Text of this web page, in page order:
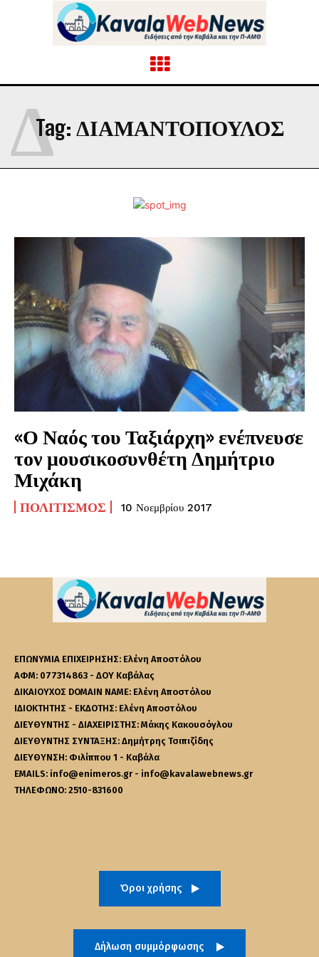
Tag: ΔΙΑΜΑΝΤΟΠΟΥΛΟΣ
Δ
«Ο Ναός του Ταξιάρχη» ενέπνευσε
τον μουσικοσυνθέτη Δημήτριο
Μιχάκη
ΠΟΛΙΤΙΣΜΌΣ 10 Νοεμβρίου 2017
ΕΠΩΝΥΜΙΑ ΕΠΙΧΕΙΡΗΣΗΣ: Ελένη Αποστόλου
ΑΦΜ: 077314863 - ΔΟΥ Καβάλας
ΔΙΚΑΙΟΥΧΟΣ DOMAIN NAME: Ελένη Αποστόλου
ΙΔΙΟΚΤΗΤΗΣ - ΕΚΔΟΤΗΣ: Ελένη Αποστόλου
ΔΙΕΥΘΥΝΤΗΣ - ΔΙΑΧΕΙΡΙΣΤΗΣ: Μάκης Κακουσόγλου
ΔΙΕΥΘΥΝΤΗΣ ΣΥΝΤΑΞΗΣ: Δημήτρης Τσιπιζίδης
ΔΙΕΥΘΥΝΣΗ: Φιλίππου 1 - Καβάλα
EMAILS: info@enimeros.gr - info@kavalawebnews.gr
ΤΗΛΕΦΩΝΟ: 2510-831600
Όροι χρήσης
Δήλωση συμμόρφωσης